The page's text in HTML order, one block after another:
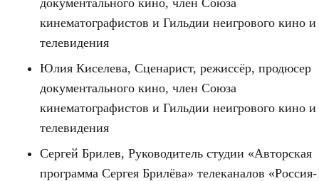
документального кино, член Союза
кинематографистов и Гильдии неигрового кино и
телевидения
Юлия Киселева, Сценарист, режиссёр, продюсер
документального кино, член Союза
кинематографистов и Гильдии неигрового кино и
телевидения
Сергей Брилев, Руководитель студии «Авторская
программа Сергея Брилёва» телеканалов